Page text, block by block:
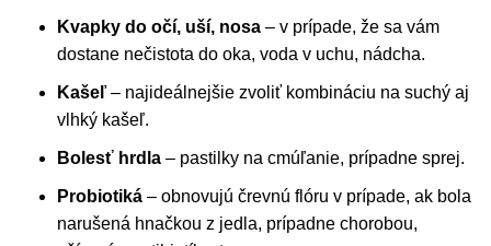
Kvapky do očí, uší, nosa – v prípade, že sa vám
dostane nečistota do oka, voda v uchu, nádcha.
Kašeľ– najideálnejšie zvoliť kombináciu na suchý aj
vlhký kašeľ.
Bolesť hrdla – pastilky na cmúľanie, prípadne sprej.
Probiotiká – obnovujú črevnú flóru v prípade, ak bola
narušená hnačkou z jedla, prípadne chorobou,